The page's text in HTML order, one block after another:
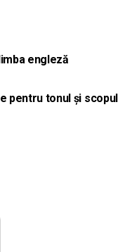
engleză
pentru tonul și scopul